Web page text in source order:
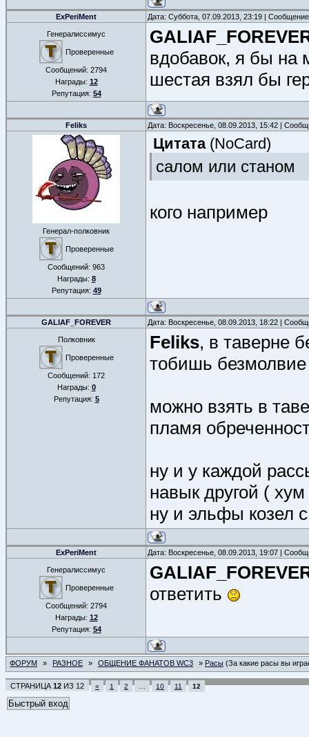
ExPeriMent Дата: Суббота, 07.09.2013, 23:19 |
Генералиссимус
Проверенные
Сообщений: 2794
Награды: 12
Репутация: 54
вдобавок, я бы на
шестая взял бы
Feliks Дата: Воскресенье, 08.09.2013, 15:42 |
Генерал-полковник
Проверенные
Сообщений: 963
Награды: 8
Репутация: 49
Цитата(NoCard)
салом или станом
кого например
GALIAF_FOREVER Дата: Воскресенье, 08.09.2013, 18:22 |
Полковник
Проверенные
Сообщений: 172
Награды: 0
Репутация: 5
Feliks, в таверне
тобишь безмолвие
можно взять в
пламя
ну и у каждой
навык другой (
ну и эльфы козел
ExPeriMent Дата: Воскресенье, 08.09.2013, 19:07 |
Генералиссимус
Проверенные
Сообщений: 2794
Награды: 12
Репутация: 54
ответить
ФОРУМ » РАЗНОЕ » ОБЩЕНИЕ ФАНАТОВ WC3 » Расы (За какие расы вы
СТРАНИЦА 12 ИЗ 12 « 1 2 10 11 12